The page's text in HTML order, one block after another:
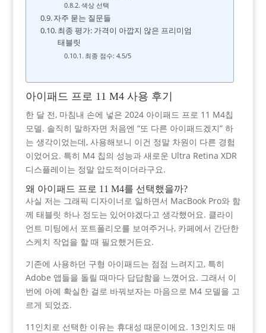
색상 선택
자주 묻는 질문들
최종 평가: 가격이 아깝지 않은 프리미엄
태블릿
최종 점수: 4.5/5
아이패드 프로 11 M4 사용 후기
한 달 전, 마침내 손에 넣은 2024 아이패드 프로 11 M4칩
모델. 솔직히 말하자면 처음엔 “또 다른 아이패드겠지” 하
는 생각이었는데, 사용해보니 이건 정말 차원이 다른 경험
이었어요. 특히 M4 칩의 성능과 새로운 Ultra Retina XDR
디스플레이는 정말 압도적이더라구요.
왜 아이패드 프로 11 M4를 선택했을까?
사실 저는 그래픽 디자이너로 일하면서 MacBook Pro와 함
께 태블릿 하나 정도는 있어야겠다고 생각했어요. 클라이
언트 미팅에서 포트폴리오를 보여주거나, 카페에서 간단한
스케치 작업을 할 때 필요했거든요.
기존에 사용하던 구형 아이패드는 점점 느려지고, 특히
Adobe 앱들을 돌릴 때마다 답답함을 느꼈어요. 그래서 이
번에 아예 확실한 걸로 바꿔보자는 마음으로 M4 모델을 고
르게 되었죠.
11인치로 선택한 이유는 휴대성 때문이에요. 13인치도 매